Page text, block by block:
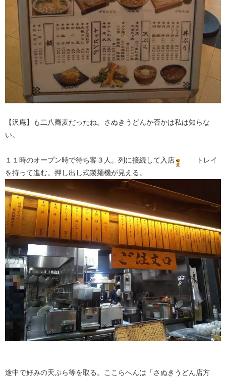
【沢庵】も二八蕎麦だったね。さぬきうどんか否かは私は知らな
い。
１１時のオープン時で待ち客３人。列に接続して入店
トレイ
を持って進む。押し出し式製麺機が見える。
途中で好みの天ぷら等を取る。ここらへんは「さぬきうどん店方